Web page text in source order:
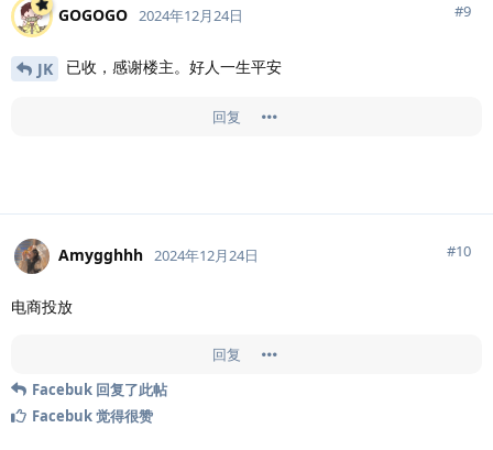
GOGOGO 2024年12月24日 #9
JK 已收，感谢楼主。好人一生平安
回复
Amygghhh 2024年12月24日 #10
电商投放
回复
Facebuk 回复了此帖
Facebuk觉得很赞